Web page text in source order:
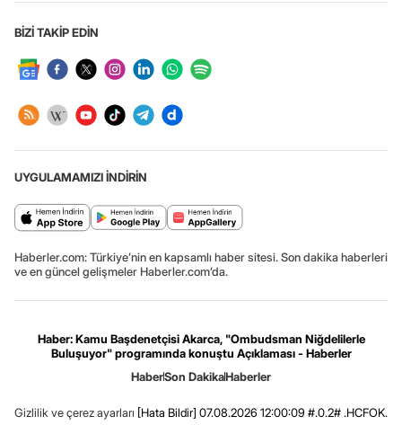
BİZİ TAKİP EDİN
UYGULAMAMIZI İNDİRİN
Haberler.com: Türkiye’nin en kapsamlı haber sitesi. Son dakika haberleri
ve en güncel gelişmeler Haberler.com’da.
Haber: Kamu Başdenetçisi Akarca, "Ombudsman Niğdelilerle
Buluşuyor" programında konuştu Açıklaması - Haberler
HaberSon DakikaHaberler
Gizlilik ve çerez ayarları [Hata Bildir] 07.08.2026 12:00:09 #.0.2# .HCFOK.